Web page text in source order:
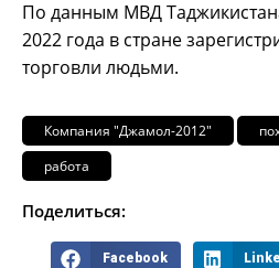
По данным МВД
2022 года в стране
торговли людьми.
Компания "Джамол-2012"
работа
Поделиться:
Facebook